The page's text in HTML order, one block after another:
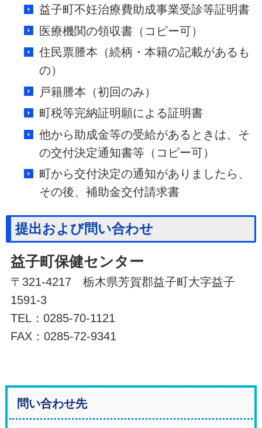
益子町不妊治療費助成事業受診等証明書
医療機関の領収書（コピー可）
住民票謄本（続柄・本籍の記載があるも
の）
戸籍謄本（初回のみ）
町税等完納証明願による証明書
他から助成金等の受給があるときは、そ
の交付決定通知書等（コピー可）
町から交付決定の通知がありましたら、
その後、補助金交付請求書
提出および問い合わせ
益子町保健センター
〒321-4217 栃木県芳賀郡益子町大字益子
1591-3
TEL：0285-70-1121
FAX：0285-72-9341
問い合わせ先